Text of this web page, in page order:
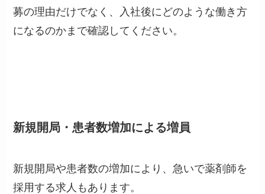
募の理由だけでなく、入社後にどのような働き方
になるのかまで確認してください。
新規開局・患者数増加による増員
新規開局や患者数の増加により、急いで薬剤師を
採用する求人もあります。